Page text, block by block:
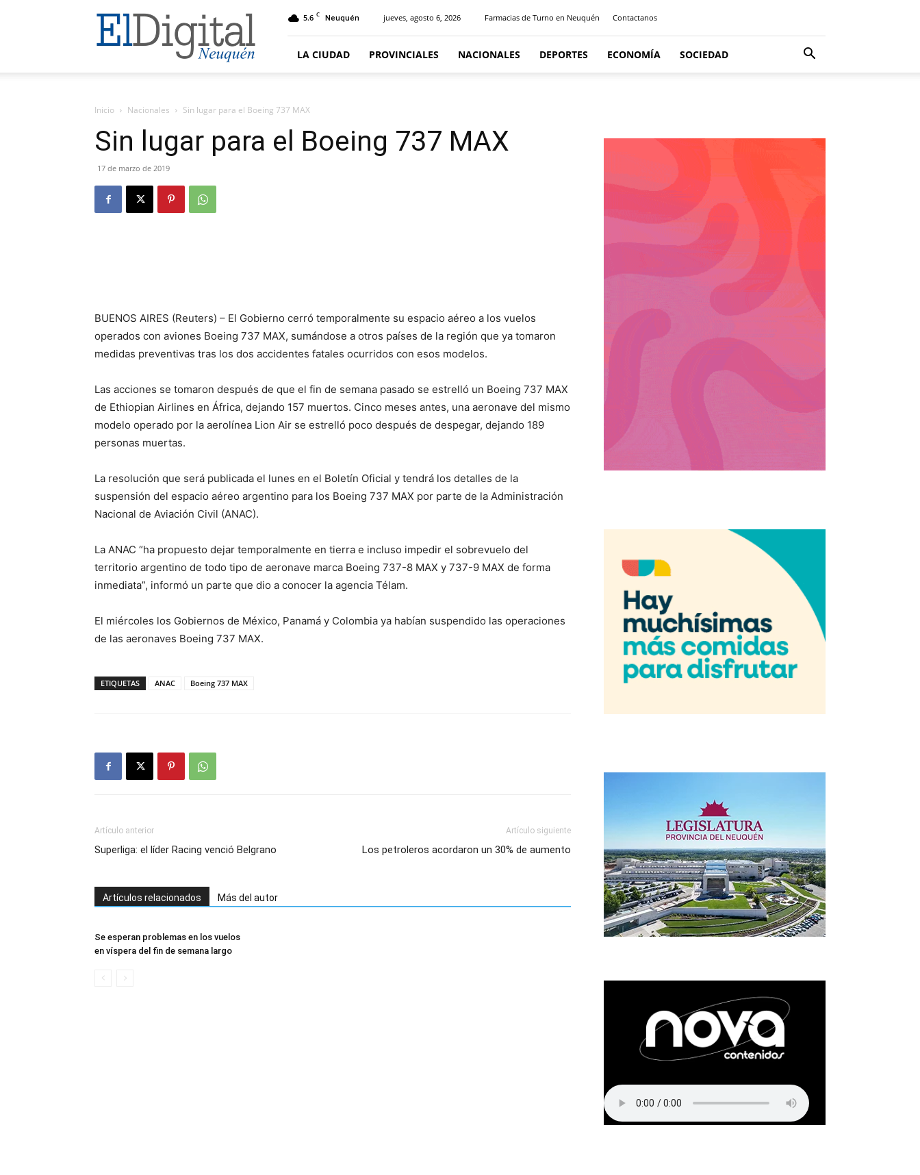
El
Digital
Neuquen
5.6 C Neuquén jueves, agosto 6, 2026 Farmacias de Turno en Neuquén Contactanos
LA CIUDAD PROVINCIALES NACIONALES DEPORTES ECONOMÍA SOCIEDAD
Inicio Nacionales Sin lugar para el Boeing 737 MAX
Sin lugar para el Boeing 737 MAX
17 de marzo de 2019
BUENOS AIRES (Reuters) – El Gobierno cerró temporalmente su espacio aéreo a los vuelos
operados con aviones Boeing 737 MAX, sumándose a otros países de la región que ya tomaron
medidas preventivas tras los dos accidentes fatales ocurridos con esos modelos.
Las acciones se tomaron después de que el fin de semana pasado se estrelló un Boeing 737 MAX
de Ethiopian Airlines en África, dejando 157 muertos. Cinco meses antes, una aeronave del mismo
modelo operado por la aerolínea Lion Air se estrelló poco después de despegar, dejando 189
personas muertas.
La resolución que será publicada el lunes en el Boletín Oficial y tendrá los detalles de la
suspensión del espacio aéreo argentino para los Boeing 737 MAX por parte de la Administración
Nacional de Aviación Civil (ANAC).
La ANAC “ha propuesto dejar temporalmente en tierra e incluso impedir el sobrevuelo del
territorio argentino de todo tipo de aeronave marca Boeing 737-8 MAX y 737-9 MAX de forma
inmediata”, informó un parte que dio a conocer la agencia Télam.
El miércoles los Gobiernos de México, Panamá y Colombia ya habían suspendido las operaciones
de las aeronaves Boeing 737 MAX.
ETIQUETAS ANAC Boeing 737 MAX
Artículo anterior
Superliga: el líder Racing venció Belgrano
Artículo siguiente
Los petroleros acordaron un 30% de aumento
Artículos relacionados Más del autor
Se esperan problemas en los vuelos
en víspera del fin de semana largo